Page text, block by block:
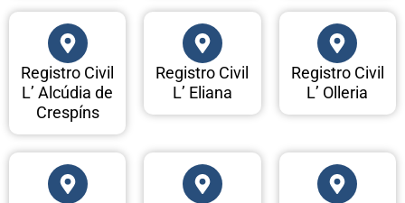
Registro Civil
L’ Alcúdia de
Crespíns
Registro Civil
L’ Eliana
Registro Civil
L’ Olleria